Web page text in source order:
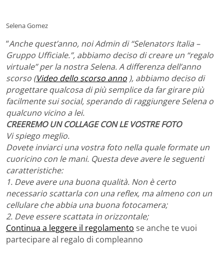
Selena Gomez
“Anche quest’anno, noi Admin di “Selenators Italia –
Gruppo Ufficiale.”, abbiamo deciso di creare un “regalo
virtuale” per la nostra Selena. A differenza dell’anno
scorso (Video dello scorso anno ), abbiamo deciso di
progettare qualcosa di più semplice da far girare più
facilmente sui social, sperando di raggiungere Selena o
qualcuno vicino a lei.
CREEREMO UN COLLAGE CON LE VOSTRE FOTO
Vi spiego meglio.
Dovete inviarci una vostra foto nella quale formate un
cuoricino con le mani. Questa deve avere le seguenti
caratteristiche:
1. Deve avere una buona qualità. Non è certo
necessario scattarla con una reflex, ma almeno con un
cellulare che abbia una buona fotocamera;
2. Deve essere scattata in orizzontale;
Continua a leggere il regolamento se anche te vuoi
partecipare al regalo di compleanno